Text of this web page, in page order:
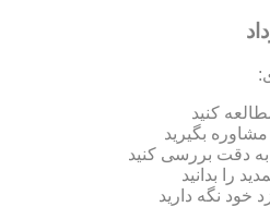
کنید
بگیرید
دقت بررسی کنید
را بدانید
خود نگه دارید